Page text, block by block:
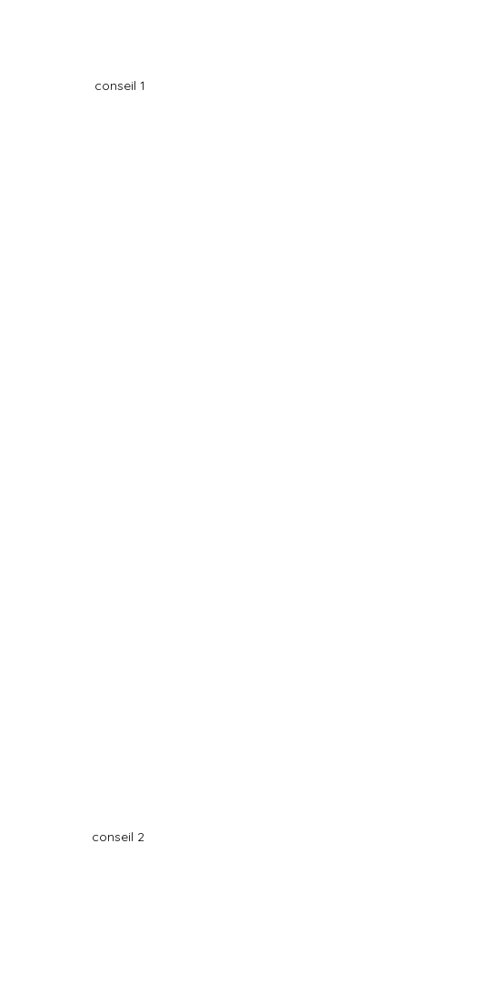
conseil 1
conseil 2